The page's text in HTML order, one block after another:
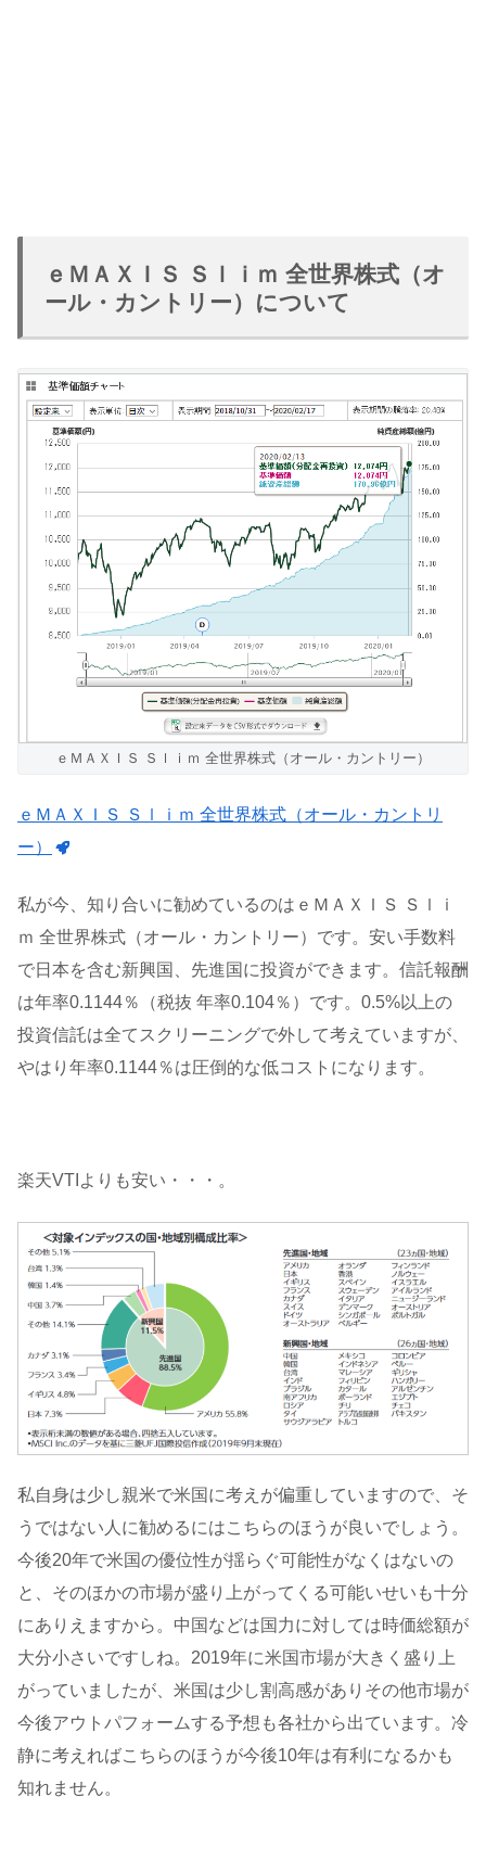
ｅＭＡＸＩＳ Ｓｌｉｍ 全世界株式（オ
ール・カントリー）について
ｅＭＡＸＩＳ Ｓｌｉｍ 全世界株式（オール・カントリー）
ｅＭＡＸＩＳ Ｓｌｉｍ 全世界株式（オール・カントリ
ー）
私が今、知り合いに勧めているのはｅＭＡＸＩＳ Ｓｌｉ
ｍ 全世界株式（オール・カントリー）です。安い手数料
で日本を含む新興国、先進国に投資ができます。信託報酬
は年率0.1144％（税抜 年率0.104％）です。0.5%以上の
投資信託は全てスクリーニングで外して考えていますが、
やはり年率0.1144％は圧倒的な低コストになります。
楽天VTIよりも安い・・・。
私自身は少し親米で米国に考えが偏重していますので、そ
うではない人に勧めるにはこちらのほうが良いでしょう。
今後20年で米国の優位性が揺らぐ可能性がなくはないの
と、そのほかの市場が盛り上がってくる可能いせいも十分
にありえますから。中国などは国力に対しては時価総額が
大分小さいですしね。2019年に米国市場が大きく盛り上
がっていましたが、米国は少し割高感がありその他市場が
今後アウトパフォームする予想も各社から出ています。冷
静に考えればこちらのほうが今後10年は有利になるかも
知れません。